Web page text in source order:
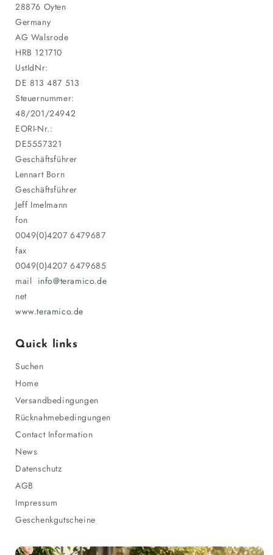
28876 Oyten
Germany
AG Walsrode
HRB 121710
UstIdNr:
DE 813 487 513
Steuernummer:
48/201/24942
EORI-Nr.:
DE5557321
Geschäftsführer
Lennart Born
Geschäftsführer
Jeff Imelmann
fon
0049(0)4207 6479687
fax
0049(0)4207 6479685
mail info@teramico.de
net
www.teramico.de
Quick links
Suchen
Home
Versandbedingungen
Rücknahmebedingungen
Contact Information
News
Datenschutz
AGB
Impressum
Geschenkgutscheine